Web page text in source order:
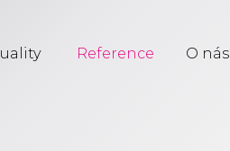
Reference O nás